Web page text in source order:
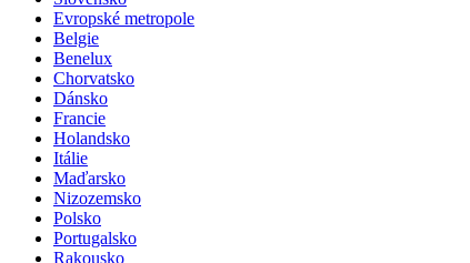
Evropské metropole
Belgie
Benelux
Chorvatsko
Dánsko
Francie
Holandsko
Itálie
Maďarsko
Nizozemsko
Polsko
Portugalsko
Rakousko